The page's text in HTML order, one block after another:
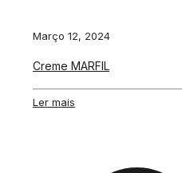
Março 12, 2024
Creme MARFIL
Ler mais